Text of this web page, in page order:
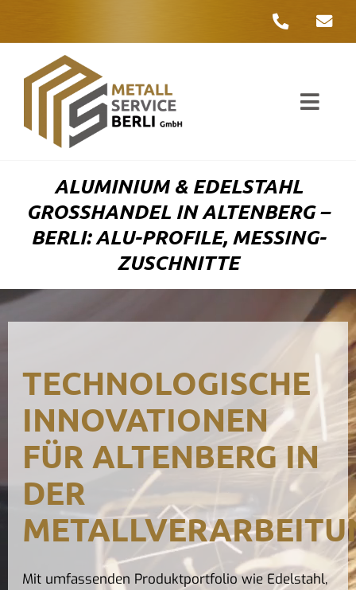
ALUMINIUM & EDELSTAHL
GROSSHANDEL IN ALTENBERG – B
ERLI: ALU-PROFILE, MESSING-Z
USCHNITTE
TECHNOLOGISCHE
INNOVATIONEN
FÜR ALTENBERG IN
DER
Mit umfassenden Produktportfolio wie Edelstahl,